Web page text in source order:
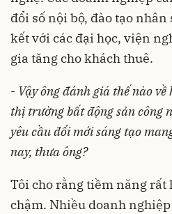
đổi số nội bộ, đào tạo
kết với các đại học, viện
gia tăng cho khách thuê.
- Vậy ông đánh giá thế nào
thị trường bất động sản công
yêu cầu đổi mới sáng tạo
nay, thưa ông?
Tôi cho rằng tiềm năng rất
chậm. Nhiều doanh